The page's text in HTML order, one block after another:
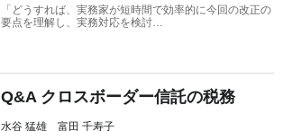
「どうすれば、実務家が短時間で効率的に今回の改正の
要点を理解し、実務対応を検討…
Q&A クロスボーダー信託の税務
水谷 猛雄 富田 千寿子